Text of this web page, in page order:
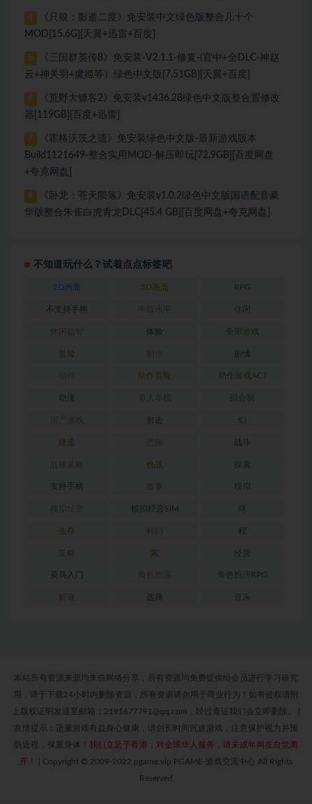
4
《只狼：影逝二度》免安装中文绿色版整合几十个
MOD[15.6G][天翼+迅雷+百度]
5
《三国群英传8》免安装-V2.1.1-修复-(官中+全DLC-神赵
云+神关羽+虞姬等）绿色中文版[7.51GB][天翼+百度]
6
《荒野大镖客2》免安装v1436.28绿色中文版整合置修改
器[119GB][百度+迅雷]
7
《霍格沃茨之遗》免安装绿色中文版-最新游戏版本
Build1121649-整合实用MOD-解压即玩[72.9GB][百度网盘
+夸克网盘]
8
《卧龙：苍天陨落》免安装v1.0.2绿色中文版国语配音豪
华版整合朱雀白虎青龙DLC[45.4 GB][百度网盘+夸克网盘]
不知道玩什么？试着点点标签吧
2D画面 3D画面 RPG
不支持手柄 休闲
体验 全部游戏
冒险 剧情
动作冒险 动作游戏ACT
动漫 回合制
射击 幻
建造 战斗
挑战 探索
支持手柄 模拟
模拟经营SIM 球
生存 程
索 经营
菜鸟入门 角色扮演RPG
选择 音乐
本站所有资源来源均来自网络分享，所有资源均免费提供给会员进行学习研究
用，请于下载24小时内删除资源，所有资源请勿用于商业行为！如有侵权请附
上版权证明发送至邮箱：2191677791@qq.com，经过查证我们会立即删除。
友情提示：适量游戏有益身心健康，请勿长时间沉迷游戏，注意保护视力并预
防近视，保重身体！ 我们立足于香港，对全球华人服务，请未成年网友自觉离
开！
Copyright © 2009-2022 pgame.vip PGAME-游戏交流中心 All Rights
Reserved